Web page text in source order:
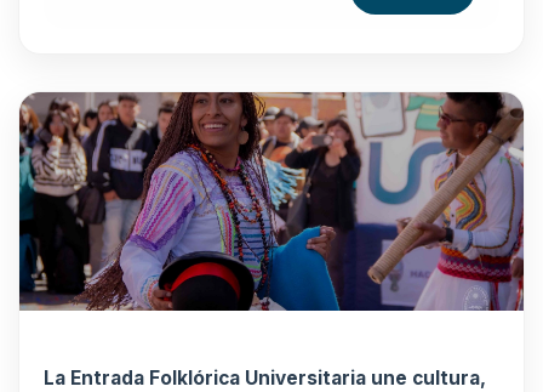
La Entrada Folklórica Universitaria une cultura,